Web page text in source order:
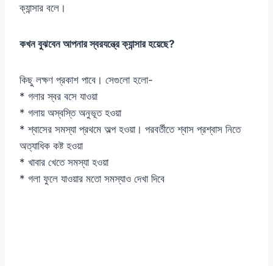
ক্যান্সার বলে।
কখন বুঝবেন আপনার স্বরযন্ত্রে ক্যান্সার হয়েছে?
কিছু লক্ষণ প্রকাশ পাবে। সেগুলো হলো-
* গলার স্বর বসে যাওয়া
* গলায় অস্বস্তি অনুভূত হওয়া
* শ্বাসের সমস্যা প্রথমে অল্প হওয়া। পরবর্তীতে শ্বাস প্রশ্বাস নিতে
অত্যাধিক কষ্ট হওয়া
* খাবার খেতে সমস্যা হওয়া
* গলা ফুলে যাওয়ার মতো সমস্যাও দেখা দিবে